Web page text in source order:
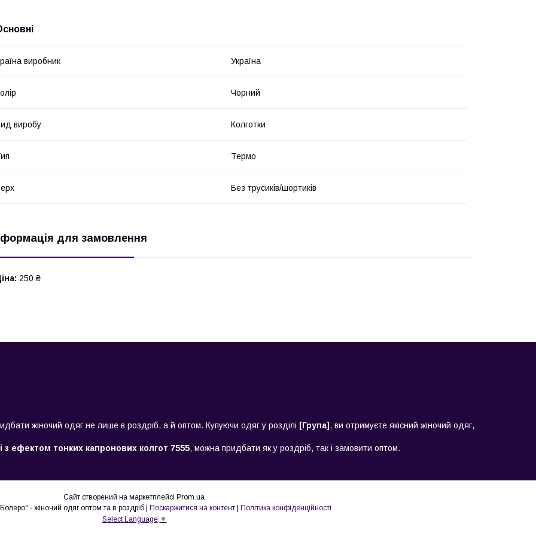
виробник Україна
Чорний
виробу Колготки
Термо
Без трусиків/шортиків
для замовлення
250 ₴
жіночий одяг не лише в роздріб, а й оптом. Купуючи одяг у розділі [Група] , ви отримуєте якісний жіночий одяг,
з ефектом тонких капронових колгот 7555, можна придбати як у роздріб, так і замовити оптом.
Сайт створений на маркетплейсі Prom.ua
Поскаржитися на контент
Політика конфіденційності
Select Language ▼